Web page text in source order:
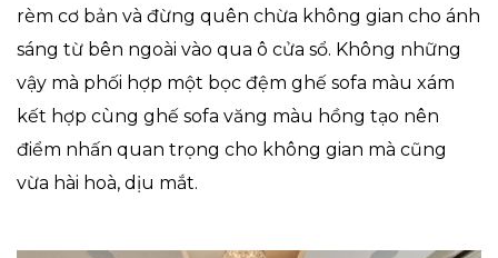
rèm cơ bản và đừng quên chừa không gian cho ánh
sáng từ bên ngoài vào qua ô cửa sổ. Không những
vậy mà phối hợp một bọc đệm ghế sofa màu xám
kết hợp cùng ghế sofa văng màu hồng tạo nên
điểm nhấn quan trọng cho không gian mà cũng
vừa hài hoà, dịu mắt.